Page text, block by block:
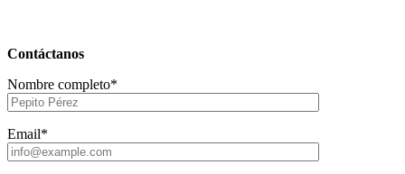
Contáctanos
Nombre completo*
Email*